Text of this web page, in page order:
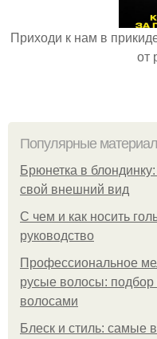
Приходи к нам в
от
Популярные
Брюнетка в
свой внешний вид
С чем и как носить
руководство
Профессиональное
русые волосы: подбор
волосами
Блеск и стиль: самые